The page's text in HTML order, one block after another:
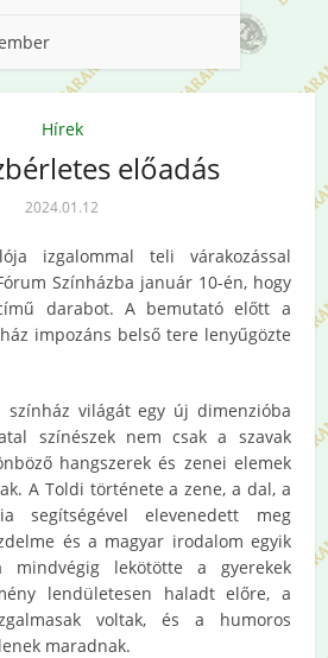
Hírek
előadás
2024.01.12
izgalommal teli várakozással
Színházba január 10-én, hogy
darabot. A bemutató előtt a
impozáns belső tere lenyűgözte
világát egy új dimenzióba
színészek nem csak a szavak
hangszerek és zenei elemek
A Toldi története a zene, a dal, a
segítségével elevenedett meg
és a magyar irodalom egyik
mindvégig lekötötte a gyerekek
lendületesen haladt előre, a
voltak, és a humoros
maradnak.